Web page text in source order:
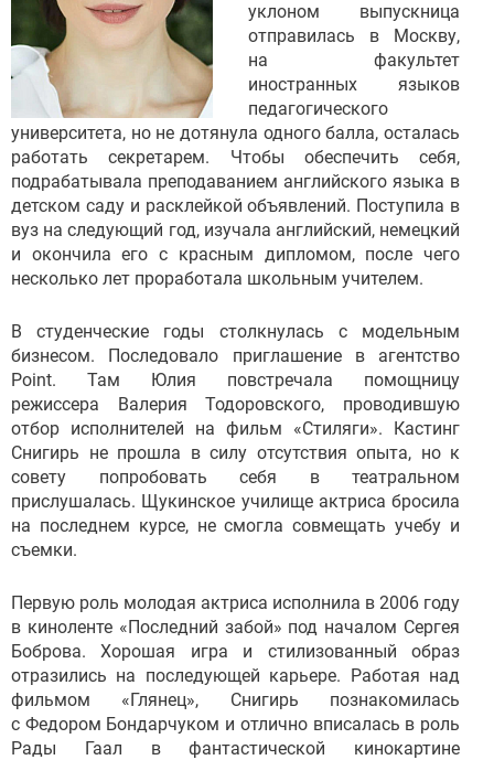
уклоном выпускница
отправилась в Москву,
на факультет
иностранных языков
педагогического
университета, но не дотянула одного балла, осталась
работать секретарем. Чтобы обеспечить себя,
подрабатывала преподаванием английского языка в
детском саду и расклейкой объявлений. Поступила в
вуз на следующий год, изучала английский, немецкий
и окончила его с красным дипломом, после чего
несколько лет проработала школьным учителем.
В студенческие годы столкнулась с модельным
бизнесом. Последовало приглашение в агентство
Point. Там Юлия повстречала помощницу
режиссера Валерия Тодоровского, проводившую
отбор исполнителей на фильм «Стиляги». Кастинг
Снигирь не прошла в силу отсутствия опыта, но к
совету попробовать себя в театральном
прислушалась. Щукинское училище актриса бросила
на последнем курсе, не смогла совмещать учебу и
съемки.
Первую роль молодая актриса исполнила в 2006 году
в киноленте «Последний забой» под началом Сергея
Боброва. Хорошая игра и стилизованный образ
отразились на последующей карьере. Работая над
фильмом «Глянец», Снигирь познакомилась
с Федором Бондарчуком и отлично вписалась в роль
Рады Гаал в фантастической кинокартине